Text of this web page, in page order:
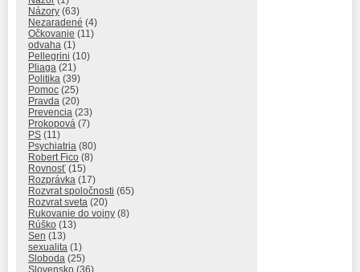
Názory (63)
Nezaradené (4)
Očkovanie (11)
odvaha (1)
Pellegrini (10)
Pliaga (21)
Politika (39)
Pomoc (25)
Pravda (20)
Prevencia (23)
Prokopová (7)
PS (11)
Psychiatria (80)
Robert Fico (8)
Rovnosť (15)
Rozprávka (17)
Rozvrat spoločnosti (65)
Rozvrat sveta (20)
Rukovanie do vojny (8)
Rúško (13)
Sen (13)
sexualita (1)
Sloboda (25)
Slovensko (36)